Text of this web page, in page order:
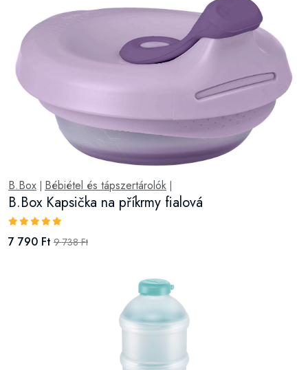
B.Box Bébiétel és tápszertárolók
B.Box Kapsička na příkrmy fialová
7 790 Ft 9 738 Ft